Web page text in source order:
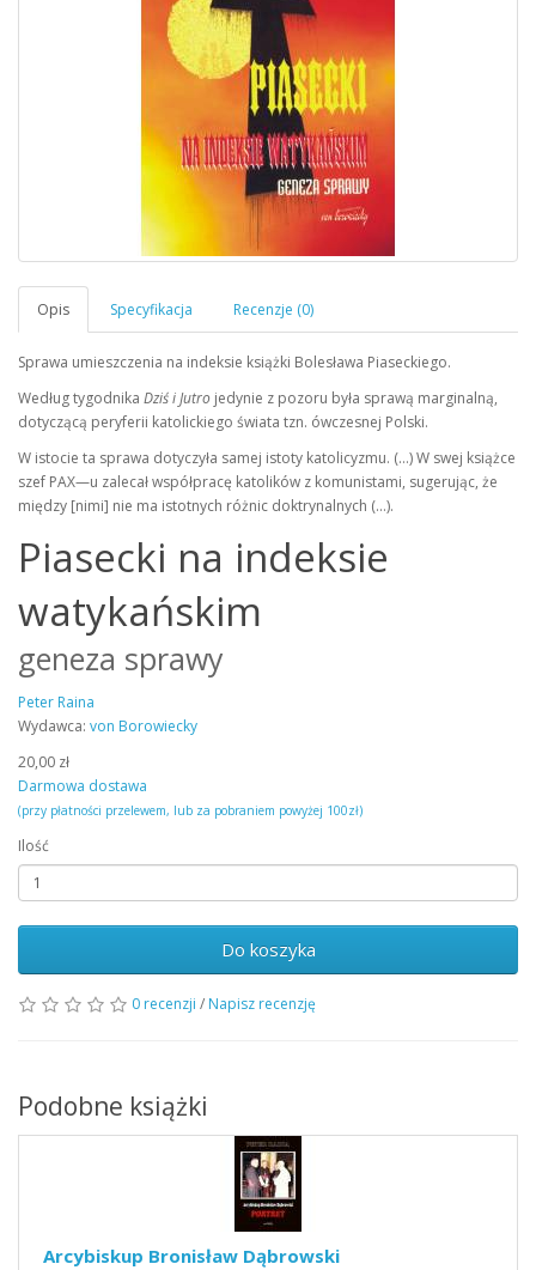
Sprawa umieszczenia na indeksie książki Bolesława Piaseckiego.
Według tygodnika Dziś i Jutro jedynie z pozoru była sprawą marginalną,
dotyczącą peryferii katolickiego świata tzn. ówczesnej Polski.
W istocie ta sprawa dotyczyła samej istoty katolicyzmu. (…) W swej książce
szef PAX—u zalecał współpracę katolików z komunistami, sugerując, że
między [nimi] nie ma istotnych różnic doktrynalnych (…).
Piasecki na indeksie
watykańskim
geneza sprawy
Peter Raina
Wydawca: von Borowiecky
20,00 zł
Darmowa dostawa
(przy płatności przelewem, lub za pobraniem powyżej 100zł)
Ilość
Do koszyka
0 recenzji / Napisz recenzję
Podobne książki
Arcybiskup Bronisław Dąbrowski